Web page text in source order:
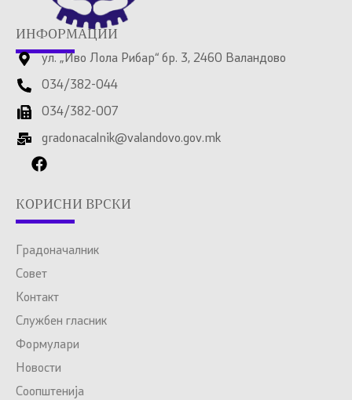
ИНФОРМАЦИИ
ул. „Иво Лола Рибар“ бр. 3, 2460 Валандово
034/382-044
034/382-007
gradonacalnik@valandovo.gov.mk
КОРИСНИ ВРСКИ
Градоначалник
Совет
Контакт
Службен гласник
Формулари
Новости
Соопштенија